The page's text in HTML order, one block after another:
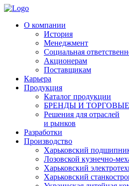
О компании
История
Менеджмент
Социальная
Акционерам
Поставщикам
Карьера
Продукция
Каталог продукции
БРЕНДЫ И
Решения для отраслей
и рынков
Разработки
Производство
Харьковский
Лозовской кузнечно-
Харьковский
Харьковский